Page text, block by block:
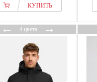
КУПИТЬ
←4 цвета→